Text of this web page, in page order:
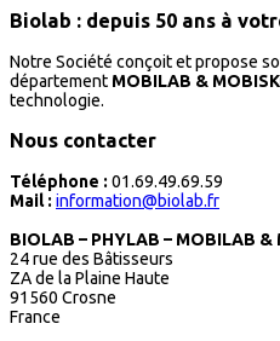
Biolab : depuis 50 ans à
Notre Société conçoit et propose
département MOBILAB &
technologie.
Nous contacter
Téléphone : 01.69.49.69.59
Mail : information@biolab.fr
BIOLAB – PHYLAB – MOBILAB &
24 rue des Bâtisseurs
ZA de la Plaine Haute
91560 Crosne
France